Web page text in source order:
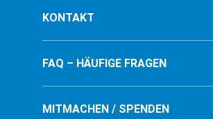
KONTAKT
FAQ – HÄUFIGE FRAGEN
MITMACHEN / SPENDEN